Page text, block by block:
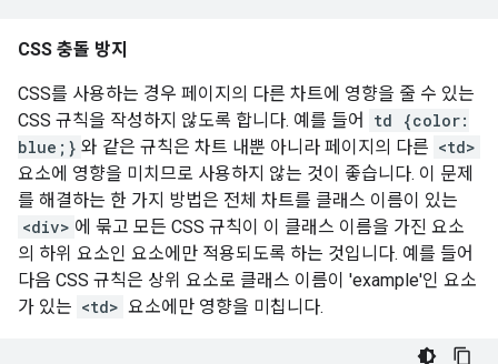
CSS 충돌 방지
CSS를 사용하는 경우 페이지의 다른 차트에 영향을 줄 수 있는
CSS 규칙을 작성하지 않도록 합니다. 예를 들어
td {color:
blue;} 와 같은 규칙은 차트 내뿐 아니라 페이지의 다른 <td>
요소에 영향을 미치므로 사용하지 않는 것이 좋습니다. 이 문제
를 해결하는 한 가지 방법은 전체 차트를 클래스 이름이 있는
<div> 에 묶고 모든 CSS 규칙이 이 클래스 이름을 가진 요소
의 하위 요소인 요소에만 적용되도록 하는 것입니다. 예를 들어
다음 CSS 규칙은 상위 요소로 클래스 이름이 'example'인 요소
가 있는 <td> 요소에만 영향을 미칩니다.